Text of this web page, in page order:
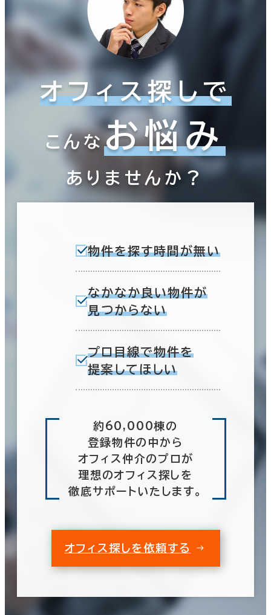
オフィス探しで
こんなお悩み
ありませんか？
物件を探す時間が無い
なかなか良い物件が
見つからない
プロ目線で物件を
提案してほしい
約60,000棟の
登録物件の中から
オフィス仲介のプロが
理想のオフィス探しを
徹底サポートいたします。
オフィス探しを依頼する